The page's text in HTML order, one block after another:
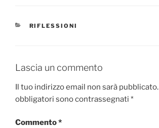
CATEGORIE
RIFLESSIONI
Lascia un commento
Il tuo indirizzo email non sarà pubblicato.
obbligatori sono contrassegnati *
Commento*